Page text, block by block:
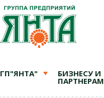
ГП"ЯНТА" БИЗНЕСУ И
ПАРТНЕРАМ